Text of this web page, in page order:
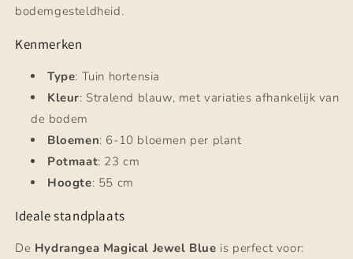
bodemgesteldheid.
Kenmerken
Type: Tuin hortensia
Kleur: Stralend blauw, met variaties afhankelijk van
de bodem
Bloemen: 6-10 bloemen per plant
Potmaat: 23 cm
Hoogte: 55 cm
Ideale standplaats
De Hydrangea Magical Jewel Blue is perfect voor: